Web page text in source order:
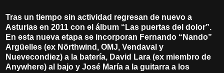
Tras un tiempo sin actividad regresan de nuevo a
Asturias en 2011 con el álbum “Las puertas del dolor”.
En esta nueva etapa se incorporan Fernando “Nando”
Argüelles (ex Nörthwind, OMJ, Vendaval y
Nuevecondiez) a la batería, David Lara (ex miembro de
Anywhere) al bajo y José María a la guitarra a los